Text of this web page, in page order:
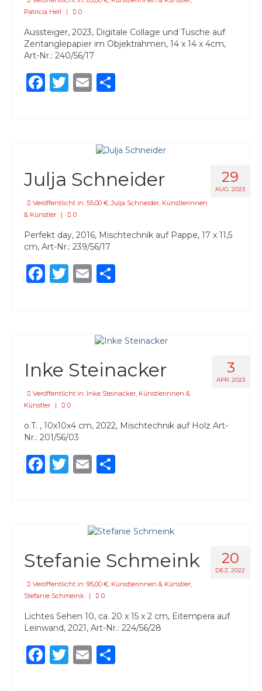
Patricia Hell
| 0
Aussteiger, 2023, Digitale Collage und Tusche auf
Zentanglepapier im Objektrahmen, 14 x 14 x 4cm,
Art-Nr.: 240/56/17
Facebook
Twitter
Email
29
AUG. 2023
Julja Schneider
Veröffentlicht in: 55,00 € ,Julja Schneider Künstlerinnen
& Künstler
| 0
Perfekt day, 2016, Mischtechnik auf Pappe, 17 x 11,5
cm, Art-Nr.: 239/56/17
Facebook
Twitter
Email
3
APR. 2023
Inke Steinacker
Veröffentlicht in: Inke Steinacker, Künstlerinnen &
Künstler
| 0
o.T. , 10x10x4 cm, 2022, Mischtechnik auf Holz Art-
Nr.: 201/56/03
Facebook
Twitter
Email
20
DEZ. 2022
Stefanie Schmeink
Veröffentlicht in: 95,00 €, Künstlerinnen & Künstler,
Stefanie Schmeink
| 0
Lichtes Sehen 10, ca. 20 x 15 x 2 cm, Eitempera auf
Leinwand, 2021, Art-Nr.: 224/56/28
Facebook
Twitter
Email